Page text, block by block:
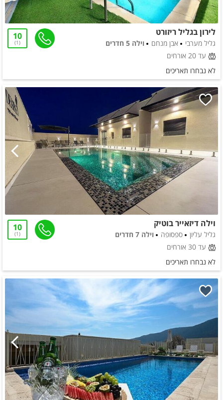
לירון בגליל ריזורט
גליל מערבי אבן מנחם
וילה 5 חדרים
עד 20 אורחים
10
1
לא נבחרו תאריכים
וילה דיזאייר בוטיק
גליל עליון ספסופה
וילה 7 חדרים
עד 30 אורחים
10
1
לא נבחרו תאריכים